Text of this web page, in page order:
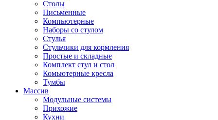
Столы
Письменные
Компьютерные
Наборы со стулом
Стулья
Стульчики для кормления
Простые и складные
Комплект стул и стол
Комьютерные кресла
Тумбы
Массив
Модульные системы
Прихожие
Кухни